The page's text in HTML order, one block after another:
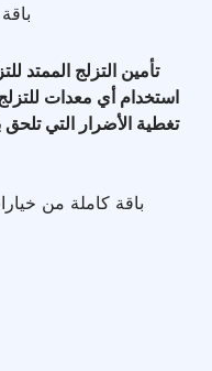
تأمين التزلج الممتد
استخدام أي معدات
تغطية الأضرار التي تلحق
باقة كاملة من